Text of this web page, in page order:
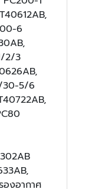
6
2/3
30-5/6
งอากาศ